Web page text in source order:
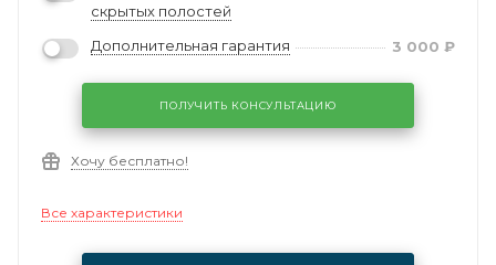
скрытых полостей
Дополнительная гарантия 3 000 ₽
ПОЛУЧИТЬ КОНСУЛЬТАЦИЮ
Хочу бесплатно!
Все характеристики